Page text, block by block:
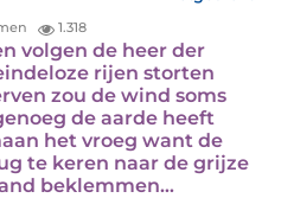
1.318
volgen de heer der
rijen storten
zou de wind soms
de aarde heeft
het vroeg want de
te keren naar de grijze
beklemmen…